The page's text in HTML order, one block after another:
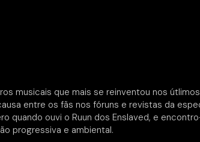
musicais que mais se reinventou nos
entre os fãs nos fóruns e revistas da
quando ouvi o Ruun dos Enslaved, e
progressiva e ambiental.